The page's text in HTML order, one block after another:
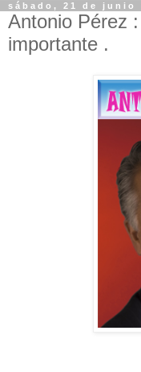
sábado, 21 de junio
Antonio Pérez
importante .